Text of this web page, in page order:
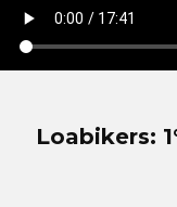
Loabikers: